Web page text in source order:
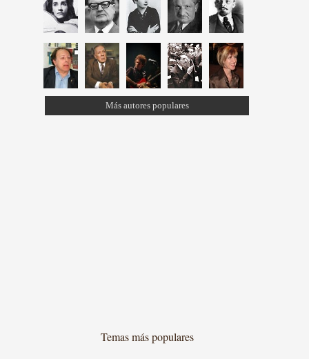
Más autores populares
Temas más populares